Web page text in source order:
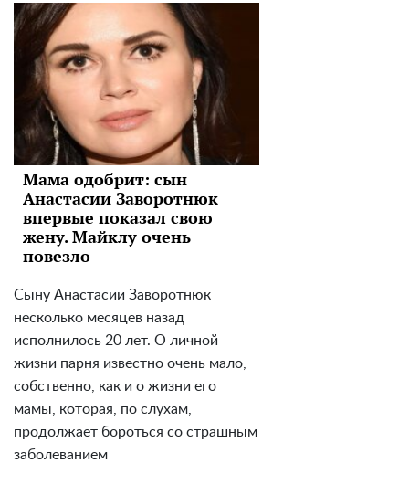
Мама одобрит: сын
Анастасии Заворотнюк
впервые показал свою
жену. Майклу очень
повезло
Сыну Анастасии Заворотнюк
несколько месяцев назад
исполнилось 20 лет. О личной
жизни парня известно очень мало,
собственно, как и о жизни его
мамы, которая, по слухам,
продолжает бороться со страшным
заболеванием